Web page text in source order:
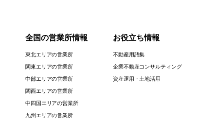
全国の営業所情報
東北エリアの営業所
関東エリアの営業所
中部エリアの営業所
関西エリアの営業所
中四国エリアの営業所
九州エリアの営業所
お役立ち情報
不動産用語集
企業不動産コンサルティング
資産運用・土地活用